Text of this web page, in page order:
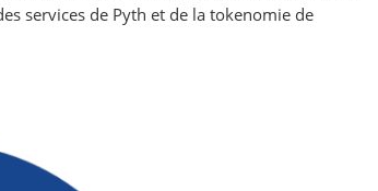
services de Pyth et de la tokenomie de